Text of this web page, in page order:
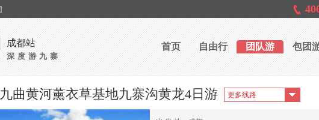
成都站
深度游九寨
首页 自由行 团队游 包团
曲黄河薰衣草基地九寨沟黄龙4日游